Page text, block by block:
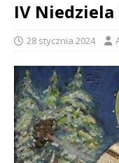
IV Niedziela
28 stycznia 2024